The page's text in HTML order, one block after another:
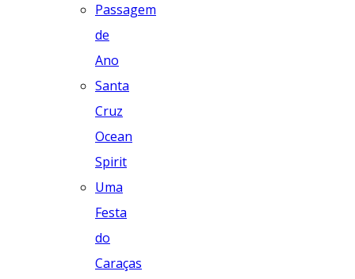
Passagem
de
Ano
Santa
Cruz
Ocean
Spirit
Uma
Festa
do
Caraças